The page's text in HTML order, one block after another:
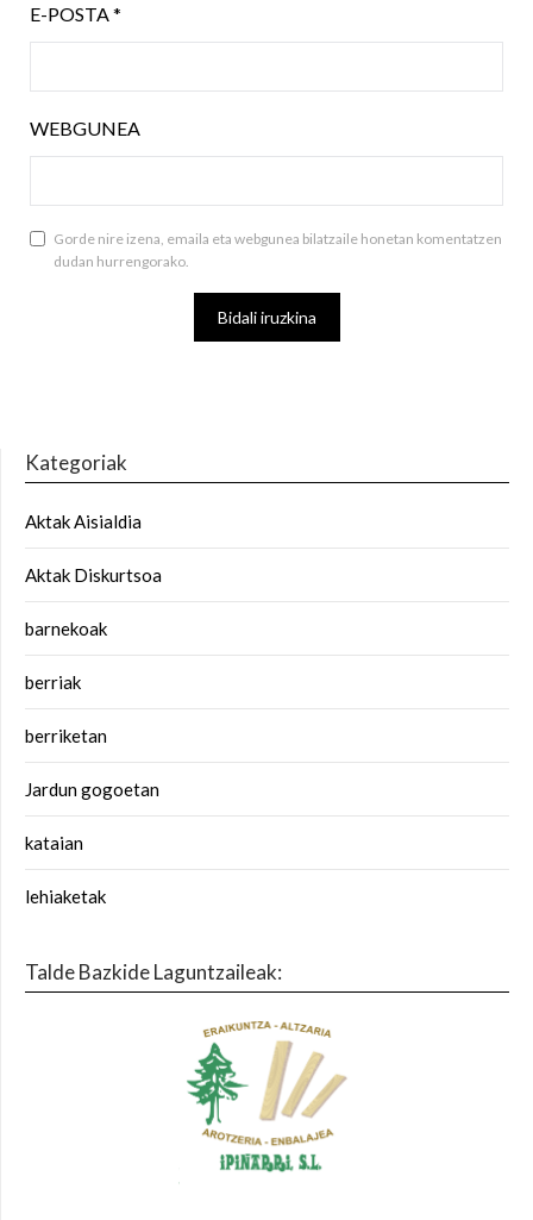
E-POSTA*
WEBGUNEA
Gorde nire izena, emaila eta webgunea bilatzaile honetan komentatzen
dudan hurrengorako.
Kategoriak
Aktak Aisialdia
Aktak Diskurtsoa
barnekoak
berriak
berriketan
Jardun gogoetan
kataian
lehiaketak
Talde Bazkide Laguntzaileak: